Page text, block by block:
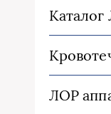
ЛОР